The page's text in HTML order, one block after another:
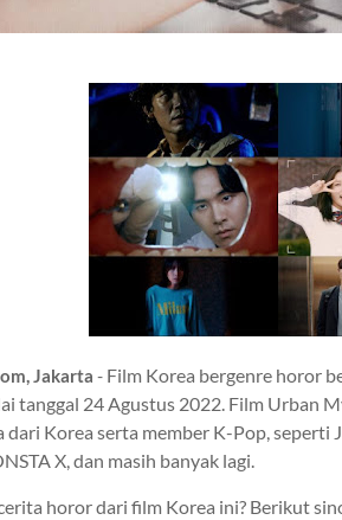
Jakarta - Film Korea bergenre horor
tanggal 24 Agustus 2022. Film Urban
Korea serta member K-Pop, seperti
X, dan masih banyak lagi.
horor dari film Korea ini? Berikut